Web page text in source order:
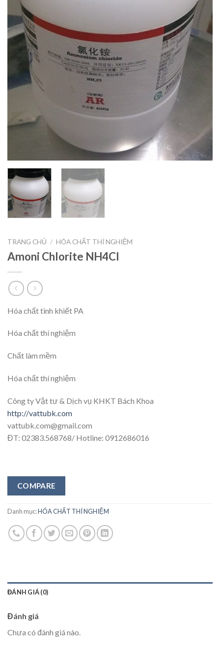
TRANG CHỦ / HÓA CHẤT THÍ NGHIỆM
Amoni Chlorite NH4Cl
Hóa chất tinh khiết PA
Hóa chất thí nghiệm
Chất làm mềm
Hóa chất thí nghiệm
Công ty Vật tư & Dịch vụ KHKT Bách Khoa
http://vattubk.com
vattubk.com@gmail.com
ĐT: 02383.568768/ Hotline: 0912686016
COMPARE
Danh mục:HÓA CHẤT THÍ NGHIỆM
ĐÁNH GIÁ (0)
Đánh giá
Chưa có đánh giá nào.